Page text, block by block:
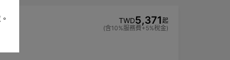
TWD5,371起
(含10%服務費+5%稅金)